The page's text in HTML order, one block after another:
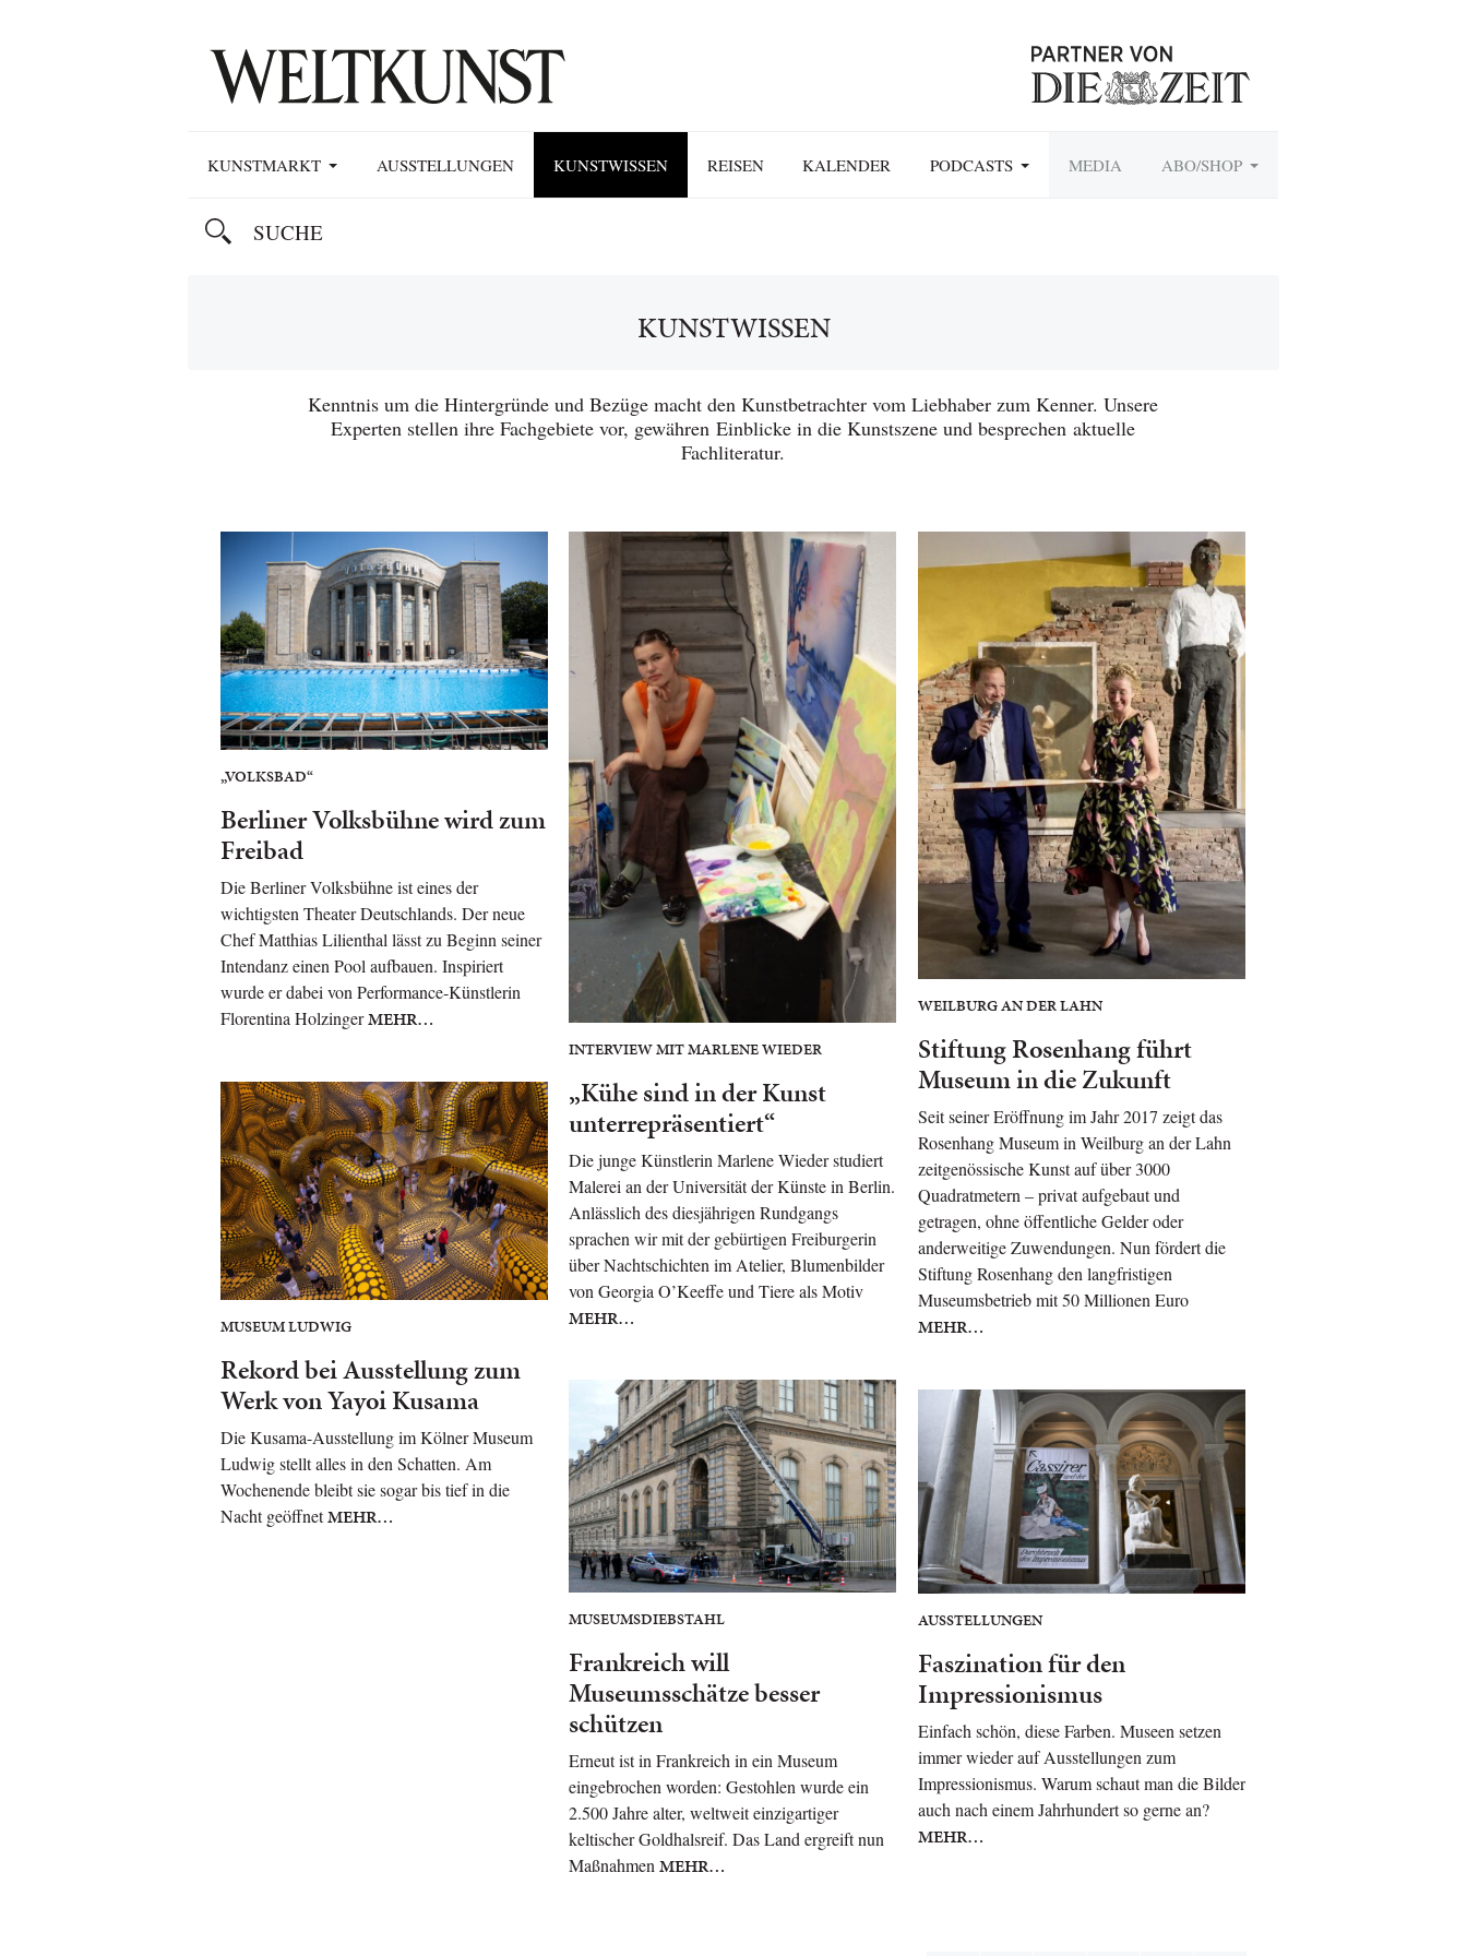
KUNSTMARKT AUSSTELLUNGEN KUNSTWISSEN REISEN KALENDER PODCASTS MEDIA ABO/SHOP
KUNSTWISSEN
Kenntnis um die Hintergründe und Bezüge macht den Kunstbetrachter vom Liebhaber zum Kenner. Unsere
Experten stellen ihre Fachgebiete vor, gewähren Einblicke in die Kunstszene und besprechen aktuelle
Fachliteratur.
„VOLKSBAD“
Berliner Volksbühne wird zum
Freibad
Die Berliner Volksbühne ist eines der
wichtigsten Theater Deutschlands. Der neue
Chef Matthias Lilienthal lässt zu Beginn seiner
Intendanz einen Pool aufbauen. Inspiriert
wurde er dabei von Performance-Künstlerin
Florentina HolzingerMEHR…
INTERVIEW MIT MARLENE WIEDER
„Kühe sind in der Kunst
unterrepräsentiert“
Die junge Künstlerin Marlene Wieder studiert
Malerei an der Universität der Künste in Berlin.
Anlässlich des diesjährigen Rundgangs
sprachen wir mit der gebürtigen Freiburgerin
über Nachtschichten im Atelier, Blumenbilder
von Georgia O’Keeffe und Tiere als Motiv
MEHR…
WEILBURG AN DER LAHN
Stiftung Rosenhang führt
Museum in die Zukunft
Seit seiner Eröffnung im Jahr 2017 zeigt das
Rosenhang Museum in Weilburg an der Lahn
zeitgenössische Kunst auf über 3000
Quadratmetern – privat aufgebaut und
getragen, ohne öffentliche Gelder oder
anderweitige Zuwendungen. Nun fördert die
Stiftung Rosenhang den langfristigen
Museumsbetrieb mit 50 Millionen Euro
MEHR…
MUSEUM LUDWIG
Rekord bei Ausstellung zum
Werk von Yayoi Kusama
Die Kusama-Ausstellung im Kölner Museum
Ludwig stellt alles in den Schatten. Am
Wochenende bleibt sie sogar bis tief in die
Nacht geöffnetMEHR…
MUSEUMSDIEBSTAHL
Frankreich will
Museumsschätze besser
schützen
Erneut ist in Frankreich in ein Museum
eingebrochen worden: Gestohlen wurde ein
2.500 Jahre alter, weltweit einzigartiger
keltischer Goldhalsreif. Das Land ergreift nun
Maßnahmen MEHR…
AUSSTELLUNGEN
Faszination für den
Impressionismus
Einfach schön, diese Farben. Museen setzen
immer wieder auf Ausstellungen zum
Impressionismus. Warum schaut man die Bilder
auch nach einem Jahrhundert so gerne an?
MEHR…